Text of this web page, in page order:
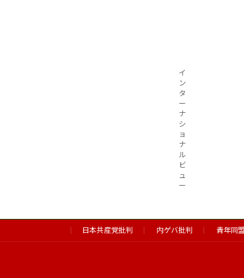
イ
ン
タ
ー
ナ
シ
ョ
ナ
ル
ビ
ュ
ー
日本共産党批判 内ゲバ批判 青年同盟